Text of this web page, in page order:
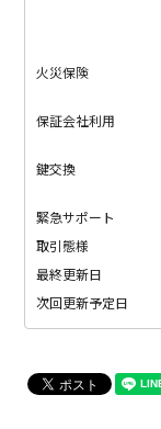
火災保険
保証会社利用
鍵交換
緊急サポート
取引態様
最終更新日
次回更新予定日